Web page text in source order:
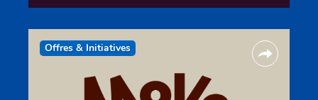
Offres & Initiatives